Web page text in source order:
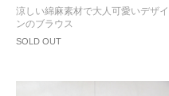
SOLD OUT
涼しい綿麻素材で大人可愛いデザイ
ンのブラウス